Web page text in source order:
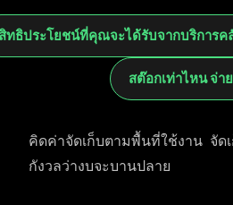
ทธิประโยชน์ที่คุณจะได้รับจากบริการค
สต๊อกเท่าไหน จ่า
คิดค่าจัดเก็บตามพื้นที่ใช้งาน จัด
กังวลว่างบจะบานปลาย